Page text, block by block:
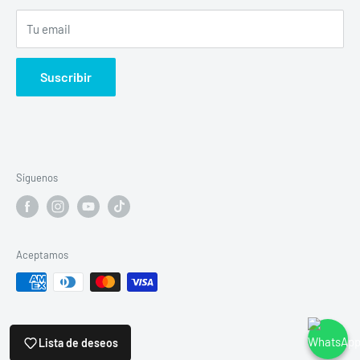
Tu email
Suscribir
Síguenos
Aceptamos
© 2026 vapohouse
Lista de deseos